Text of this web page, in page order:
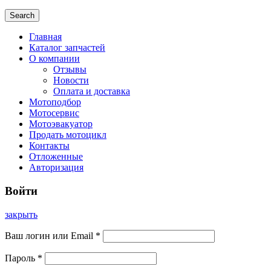
Search
Главная
Каталог запчастей
О компании
Отзывы
Новости
Оплата и доставка
Мотоподбор
Мотосервис
Мотоэвакуатор
Продать мотоцикл
Контакты
Отложенные
Авторизация
Войти
закрыть
Ваш логин или Email *
Пароль *